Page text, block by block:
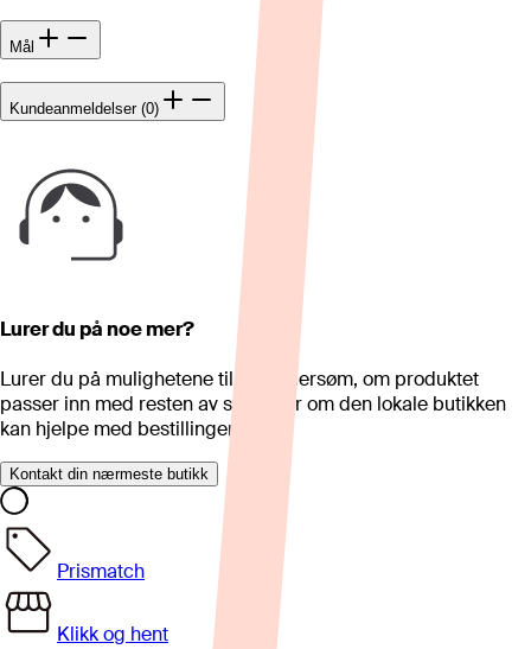
Mål
Kundeanmeldelser (0)
Lurer du på noe mer?
Lurer du på mulighetene til skreddersøm, om produktet
passer inn med resten av stua eller om den lokale butikken
kan hjelpe med bestillingen?
Kontakt din nærmeste butikk
Prismatch
Klikk og hent